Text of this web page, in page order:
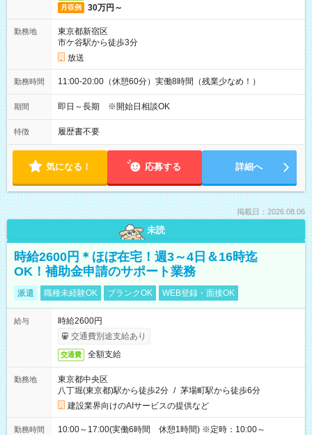
月収例 30万円～
勤務地
東京都新宿区
市ケ谷駅から徒歩3分
放送
勤務時間 11:00-20:00（休憩60分）実働8時間（残業少なめ！）
期間 即日～長期 ※開始日相談OK
特徴 履歴書不要
気になる！ 応募する 詳細へ
掲載日：2026.08.06
未読
時給2600円＊ほぼ在宅！週3～4日＆16時迄
OK！補助金申請のサポート業務
派遣 職種未経験OK ブランクOK WEB登録・面接OK
給与
時給2600円
交通費別途支給あり
交通費 全額支給
勤務地
東京都中央区
八丁堀(東京都)駅から徒歩2分 / 茅場町駅から徒歩6分
建設業界向けのAIサービスの提供など
勤務時間
10:00～17:00(実働6時間 休憩1時間) ※定時：10:00～